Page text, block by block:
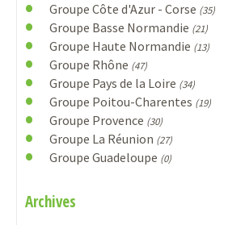
Groupe Côte d'Azur - Corse (35)
Groupe Basse Normandie (21)
Groupe Haute Normandie (13)
Groupe Rhône (47)
Groupe Pays de la Loire (34)
Groupe Poitou-Charentes (19)
Groupe Provence (30)
Groupe La Réunion (27)
Groupe Guadeloupe (0)
Archives